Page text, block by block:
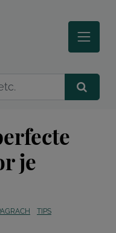
je
TIPS